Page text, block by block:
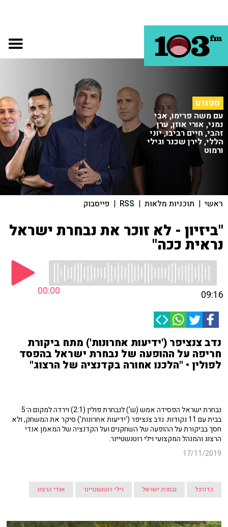
ספורט
עם משה פרימו, אבי
נמני, אורי אוזן, ערן
זהבי, חיים רביבו, יוני
הללי, לירן שכנר וגילי
ורמוט
ראשי | תוכניות מלאות |
RSS
| פייסבוק
"ביזיון - לא זוכר את נבחרת ישראל
נראית ככה"
00:00 09:16
נדב צנציפר ('ידיעות אחרונות') מתח ביקורת
חריפה על ההופעה של נבחרת ישראל בהפסד
לפולין • "הלכנו אחורה בקדנציה של הרצוג"
נבחרת ישראל הפסידה אמש (ש') לנבחרת פולין (2:1) וירדה למקום ה־5
בבית עם 11 נקודות. נדב צנציפר ('ידיעות אחרונות') סיקר את המשחק, ולא
חסך בביקורת על ההופעה של השחקנים ועל הקדנציה של המאמן אנדי
הרצוג והמנהל המקצועי וילי רוטנשטיינר.
17/11/2019
כדורגל נבחרת ישראל וילי רוטנשטיינר אנדי הרצוג